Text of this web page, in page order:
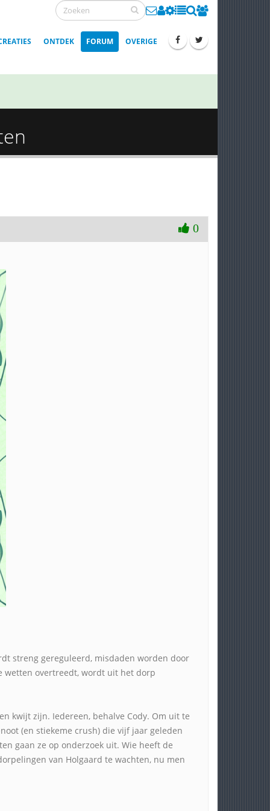
ONTDEK FORUM OVERIGE
0
streng gereguleerd, misdaden worden door
wetten overtreedt, wordt uit het dorp
kwijt zijn. Iedereen, behalve Cody. Om uit te
(en stiekeme crush) die vijf jaar geleden
gaan ze op onderzoek uit. Wie heeft de
van Holgaard te wachten, nu men